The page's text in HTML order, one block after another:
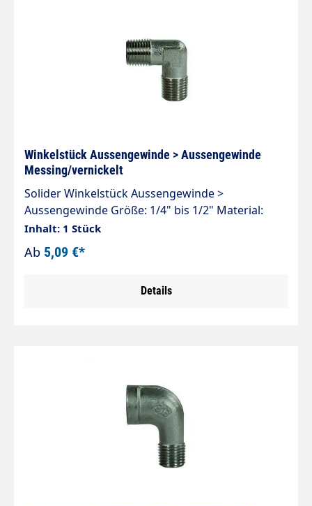
Winkelstück Aussengewinde > Aussengewinde
Messing/vernickelt
Solider Winkelstück Aussengewinde >
Aussengewinde Größe: 1/4" bis 1/2" Material:
Messing/vernickelt 150 bar
Inhalt: 1 Stück
Ab 5,09 €*
Details